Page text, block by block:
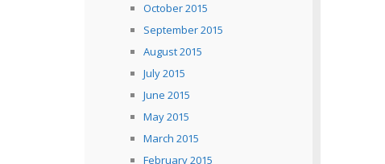
October 2015
September 2015
August 2015
July 2015
June 2015
May 2015
March 2015
February 2015